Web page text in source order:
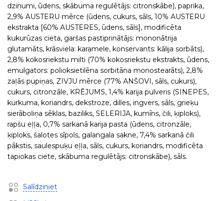
dzinumi, ūdens, skābuma regulētājs: citronskābe), paprika,
2,9% AUSTERU mērce (ūdens, cukurs, sāls, 10% AUSTERU
ekstrakta [60% AUSTERES, ūdens, sāls], modificēta
kukurūzas cieta, garšas pastiprinātājs: mononātrija
glutamāts, krāsviela: karamele, konservants: kālija sorbāts),
2,8% kokosriekstu milti (70% kokosriekstu ekstrakts, ūdens,
emulgators: polioksietilēna sorbitāna monostearāts), 2,8%
zaļās pupiņas, ZIVJU mērce (77% ANŠOVI, sāls, cukurs),
cukurs, citronzāle, KRĒJUMS, 1,4% karija pulveris (SINEPES,
kurkuma, koriandrs, dekstroze, dilles, ingvers, sāls, grieķu
sierāboliņa sēklas, baziliks, SELERIJA, kumīns, čili, ķiploks),
rapšu eļļa, 0,7% sarkanā karija pasta (ūdens, citronzāle,
ķiploks, šalotes sīpols, galangala sakne, 7,4% sarkanā čili
pākstis, saulespuķu eļļa, sāls, cukurs, koriandrs, modificēta
tapiokas ciete, skābuma regulētājs: citronskābe), sāls.
Salīdziniet